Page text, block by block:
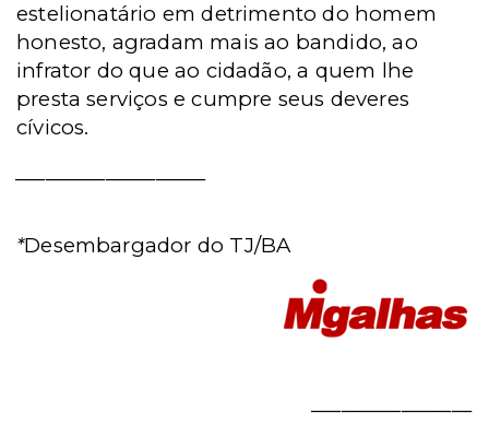
estelionatário em detrimento do homem
honesto, agradam mais ao bandido, ao
infrator do que ao cidadão, a quem lhe
presta serviços e cumpre seus deveres
cívicos.
*Desembargador do TJ/BA